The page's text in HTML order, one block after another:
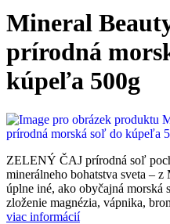
Mineral
prírodná
kúpeľa 500g
ZELENÝ ČAJ prírodná soľ
minerálneho bohatstva sveta –
úplne iné, ako obyčajná
zloženie magnézia, vápnika,
viac informácií